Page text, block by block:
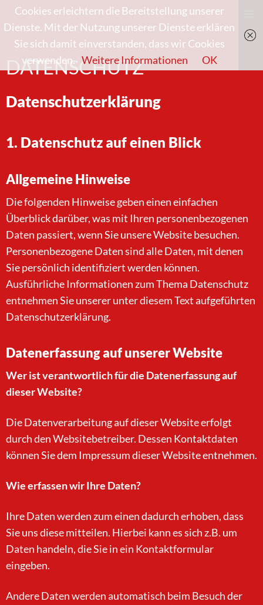
Mario Fliesen
MENU
SKIP
CONTENT
DATENSCHUTZ
Datenschutzerklärung
1. Datenschutz auf einen Blick
Allgemeine Hinweise
Die folgenden Hinweise geben einen einfachen
Überblick darüber, was mit Ihren personenbezogenen
Daten passiert, wenn Sie unsere Website besuchen.
Personenbezogene Daten sind alle Daten, mit denen
Sie persönlich identifiziert werden können.
Ausführliche Informationen zum Thema Datenschutz
entnehmen Sie unserer unter diesem Text aufgeführten
Datenschutzerklärung.
Datenerfassung auf unserer Website
Wer ist verantwortlich für die Datenerfassung auf
dieser Website?
Die Datenverarbeitung auf dieser Website erfolgt
durch den Websitebetreiber. Dessen Kontaktdaten
können Sie dem Impressum dieser Website entnehmen.
Wie erfassen wir Ihre Daten?
Ihre Daten werden zum einen dadurch erhoben, dass
Sie uns diese mitteilen. Hierbei kann es sich z.B. um
Daten handeln, die Sie in ein Kontaktformular
eingeben.
Andere Daten werden automatisch beim Besuch der
Cookies erleichtern die Bereitstellung unserer
Dienste. Mit der Nutzung unserer Dienste erklären
Sie sich damit einverstanden, dass wir Cookies
verwenden. Weitere Informationen OK